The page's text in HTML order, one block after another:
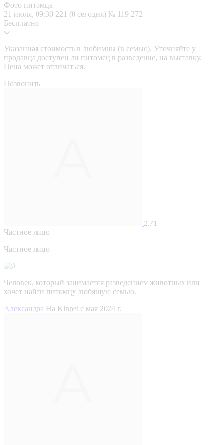
Фото питомца
21 июля, 09:30 221 (0 сегодня) № 119 272
Бесплатно
Указанная стоимость в любимцы (в семью). Уточняйте у
продавца доступен ли питомец в разведение, на выставку.
Цена может отличаться.
Позвонить
2.71
Частное лицо
Частное лицо
Человек, который занимается разведением животных или
хочет найти питомцу любящую семью.
Александра На Kinpet c мая 2024 г.